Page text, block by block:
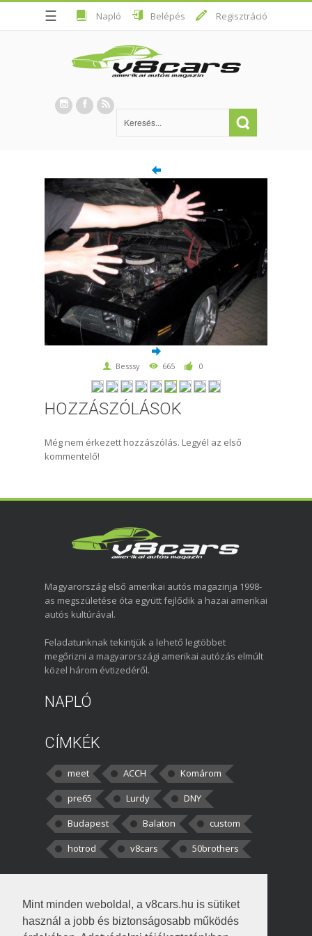
Mint minden weboldal, a v8cars.hu is sütiket
használ a jobb és biztonságosabb működés
☰ Napló Belépés Regisztráció
Besssy 665 0
HOZZÁSZÓLÁSOK
Még nem érkezett hozzászólás. Legyél az első
kommentelő!
Magyarország első amerikai autós magazinja 1998-
as megszületése óta együtt fejlődik a hazai amerikai
autós kultúrával.
Feladatunknak tekintjük a lehető legtöbbet
megőrizni a magyarországi amerikai autózás elmúlt
közel három évtizedéről.
NAPLÓ
CÍMKÉK
meet ACCH
Komárom
pre65
Lurdy
DNY
Budapest
Balaton
custom
hotrod
v8cars 50brothers
kortisz:Elszúrtam! Én csak két
darabbaal számoltam. Nem tudtam, hogy fél autót,